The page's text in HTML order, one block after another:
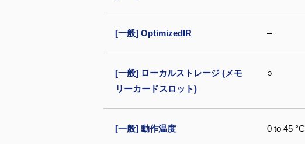
[一般] OptimizedIR –
[一般] ローカルストレージ (メモ
リーカードスロット)
○
[一般] 動作温度 0 to 45 °C